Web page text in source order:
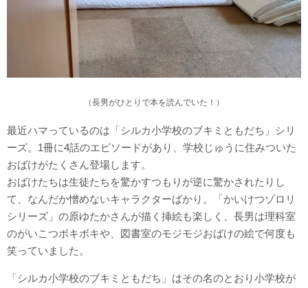
（長男がひとりで本を読んでいた！）
最近ハマっているのは「シルカ小学校のブキミともだち」シリ
ーズ。1冊に4話のエピソードがあり、学校じゅうに住みついた
おばけがたくさん登場します。
おばけたちは生徒たちを驚かすつもりが逆に驚かされたりし
て、なんだか憎めないキャラクターばかり。「かいけつゾロリ
シリーズ」の原ゆたかさんが描く挿絵も楽しく、長男は理科室
のがいこつボキボキや、図書室のモジモジおばけの絵で何度も
笑っていました。
「シルカ小学校のブキミともだち」はその名のとおり小学校が